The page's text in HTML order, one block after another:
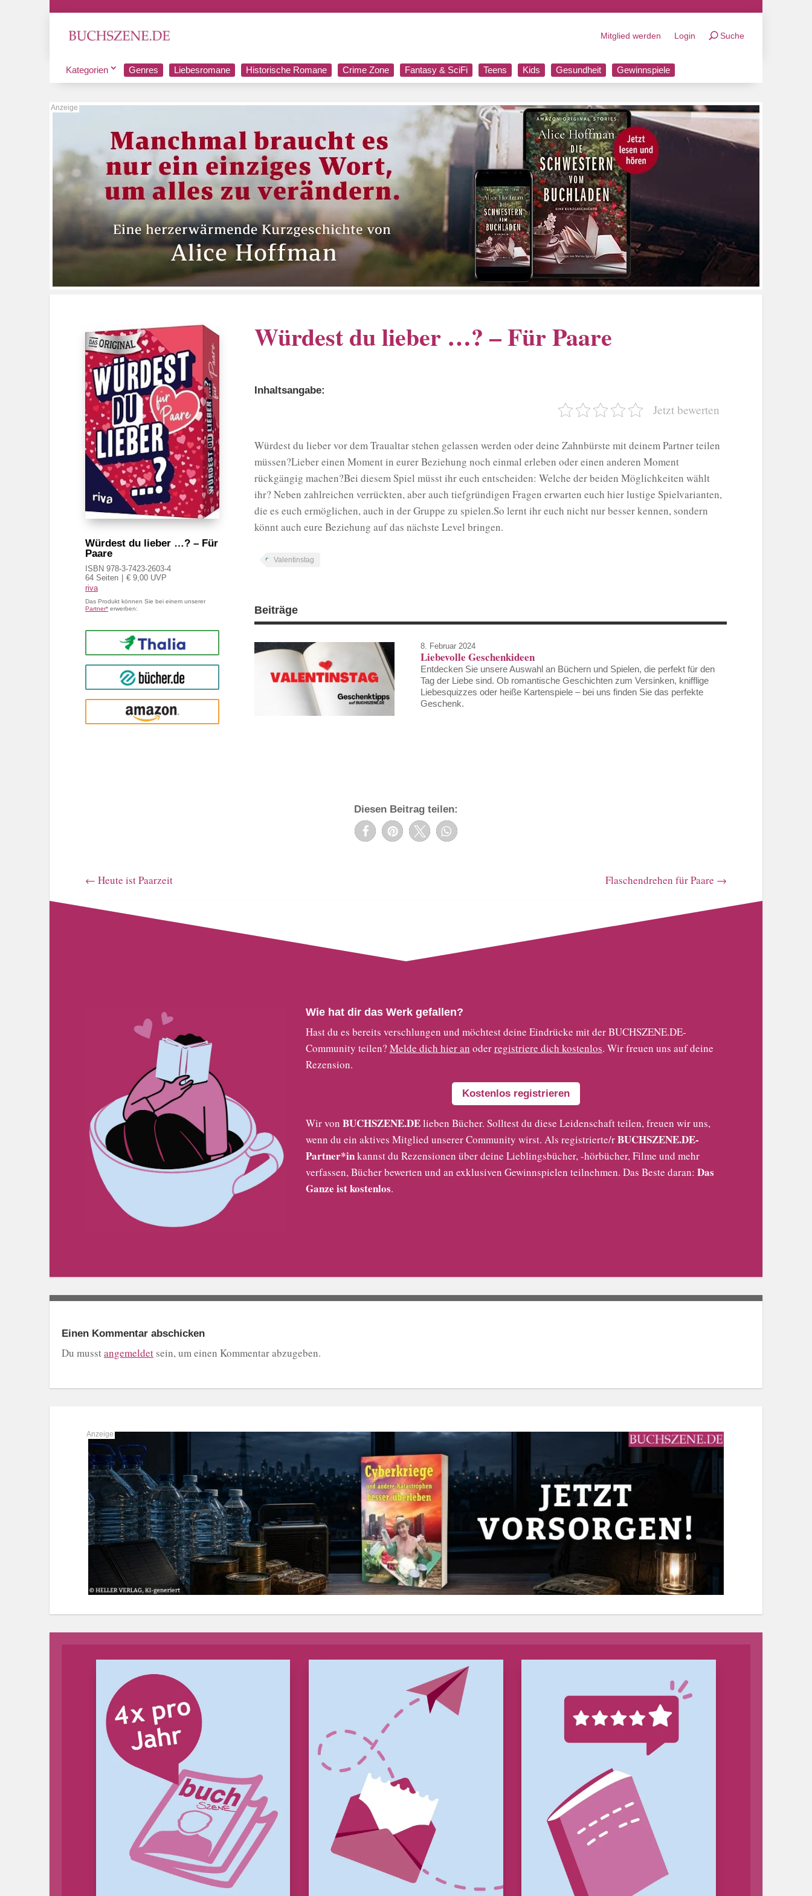
Mitglied werden Login Suche
Kategorien Genres Liebesromane Historische Romane Crime Zone Fantasy & SciFi Teens Kids Gesundheit Gewinnspiele
Würdest du lieber …? – Für
Paare
ISBN 978-3-7423-2603-4
64 Seiten
€ 9,00 UVP
riva
Das Produkt können Sie bei einem unserer
Partner* erwerben:
Thalia
buecher.de
Amazon
Würdest du lieber …? – Für Paare
Inhaltsangabe:
Jetzt bewerten
Würdest du lieber vor dem Traualtar stehen gelassen werden oder deine Zahnbürste mit deinem Partner teilen
müssen?Lieber einen Moment in eurer Beziehung noch einmal erleben oder einen anderen Moment
rückgängig machen?Bei diesem Spiel müsst ihr euch entscheiden: Welche der beiden Möglichkeiten wählt
ihr? Neben zahlreichen verrückten, aber auch tiefgründigen Fragen erwarten euch hier lustige Spielvarianten,
die es euch ermöglichen, auch in der Gruppe zu spielen.So lernt ihr euch nicht nur besser kennen, sondern
könnt auch eure Beziehung auf das nächste Level bringen.
Valentinstag
Beiträge
8. Februar 2024
Liebevolle Geschenkideen
Entdecken Sie unsere Auswahl an Büchern und Spielen, die perfekt für den
Tag der Liebe sind. Ob romantische Geschichten zum Versinken, knifflige
Liebesquizzes oder heiße Kartenspiele – bei uns finden Sie das perfekte
Geschenk.
Diesen Beitrag teilen:
← Heute ist Paarzeit Flaschendrehen für Paare →
Wie hat dir das Werk gefallen?
Hast du es bereits verschlungen und möchtest deine Eindrücke mit der BUCHSZENE.DE-
Community teilen? Melde dich hier an oderregistriere dich kostenlos. Wir freuen uns auf deine
Rezension.
Kostenlos registrieren
Wir von BUCHSZENE.DElieben Bücher. Solltest du diese Leidenschaft teilen, freuen wir uns,
wenn du ein aktives Mitglied unserer Community wirst. Als registrierte/rBUCHSZENE.DE-
Partner*inkannst du Rezensionen über deine Lieblingsbücher, -hörbücher, Filme und mehr
verfassen, Bücher bewerten und an exklusiven Gewinnspielen teilnehmen. Das Beste daran: Das
Ganze ist kostenlos.
Einen Kommentar abschicken
Du musstangemeldet sein, um einen Kommentar abzugeben.